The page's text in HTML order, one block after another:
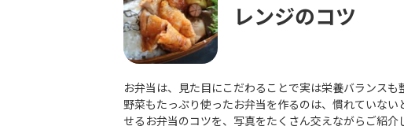
レンジのコツ
お弁当は、見た目にこだわることで実は栄養バランス
野菜もたっぷり使ったお弁当を作るのは、慣れていな
せるお弁当のコツを、写真をたくさん交えながらご紹介